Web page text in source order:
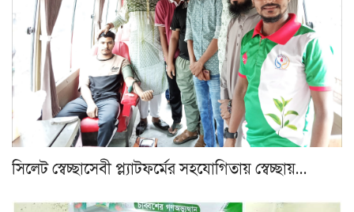
সিলেট স্বেচ্ছাসেবী প্ল্যাটফর্মের সহযোগিতায় স্বেচ্ছায়…